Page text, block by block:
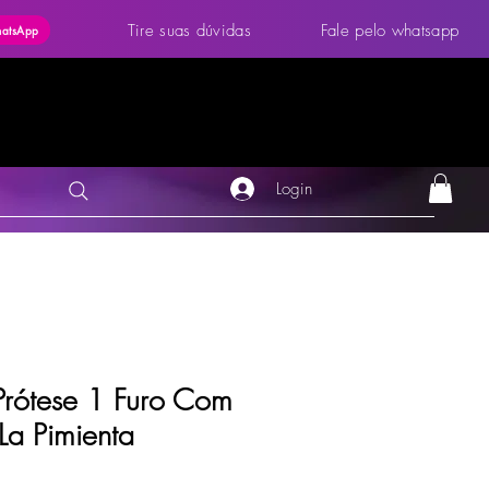
Tire suas dúvidas Fale pelo whatsapp
Login
1 Furo Com
Pimienta